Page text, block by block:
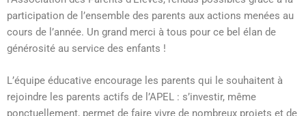
participation de l’ensemble des parents aux actions menées au
cours de l’année. Un grand merci à tous pour ce bel élan de
générosité au service des enfants !
L’équipe éducative encourage les parents qui le souhaitent à
rejoindre les parents actifs de l’APEL : s’investir, même
ponctuellement, permet de faire vivre de nombreux projets et de